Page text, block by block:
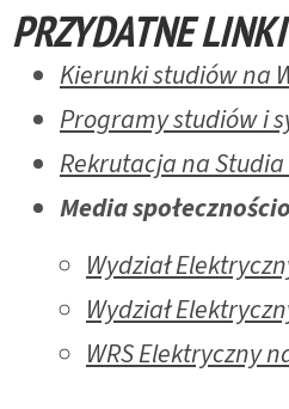
PRZYDATNE LINKI
Kierunki studiów na
Programy studiów i
Rekrutacja na
Media
Wydział
Wydział
WRS Elektryczny